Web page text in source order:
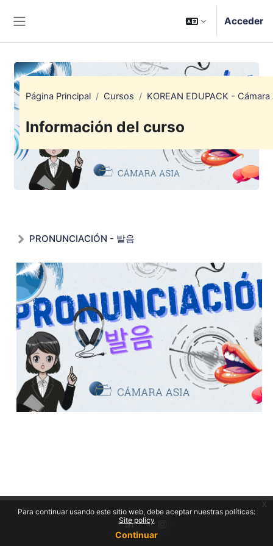
Acceder
Página Principal Cursos KOREAN EDUPACK - Cámara
Información del curso
PRONUNCIACIÓN - 발음
Para continuar usando este sitio web, debe aceptar nuestras políticas:
Site policy
Continuar
x